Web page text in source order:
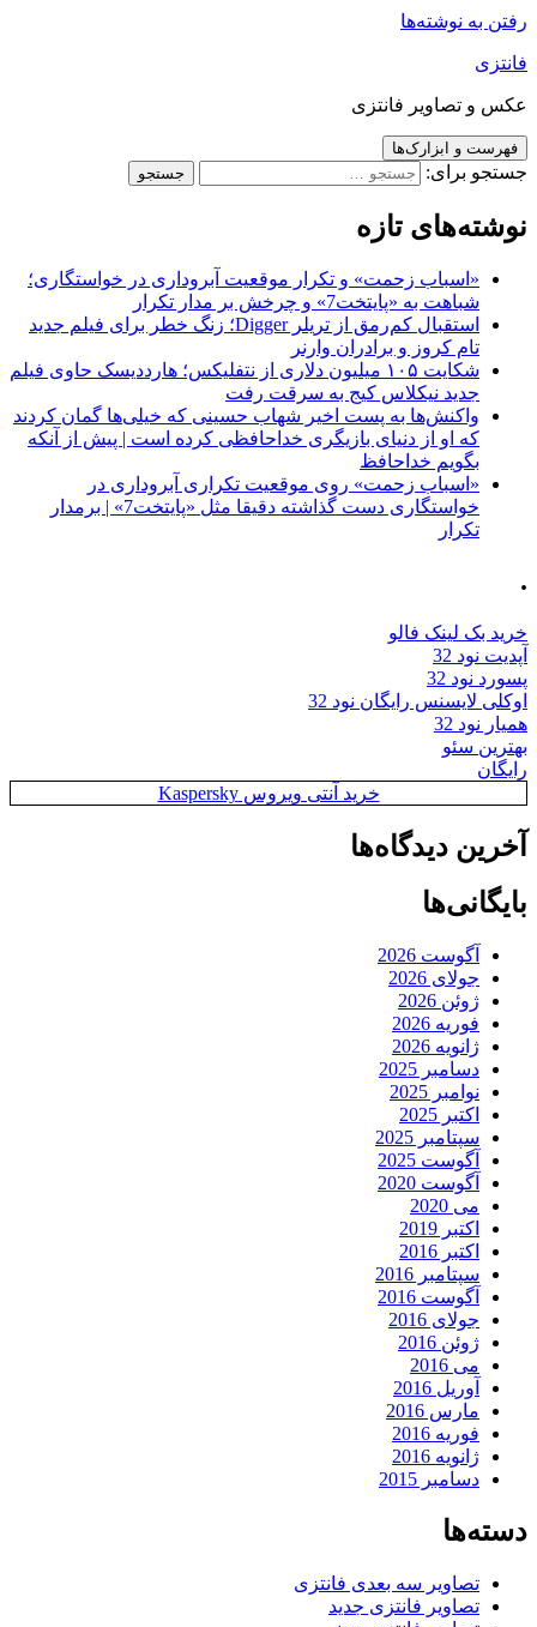
رفتن به نوشته‌ها
فانتزی
عکس و تصاویر فانتزی
فهرست و ابزارک‌ها
جستجو برای:
نوشته‌های تازه
«اسباب زحمت» و تکرار موقعیت آبروداری در خواستگاری؛
شباهت به «پایتخت7» و چرخش بر مدار تکرار
استقبال کم‌رمق از تریلر Digger؛ زنگ خطر برای فیلم جدید
تام کروز و برادران وارنر
شکایت ۱۰۵ میلیون دلاری از نتفلیکس؛ هارددیسک حاوی فیلم
جدید نیکلاس کیج به سرقت رفت
واکنش‌ها به پست اخیر شهاب حسینی که خیلی‌ها گمان کردند
که او از دنیای بازیگری خداحافظی کرده است | پیش از آنکه
بگویم خداحافظ
«اسباب زحمت» روی موقعیت تکراری آبروداری در
خواستگاری دست گذاشته دقیقا مثل «پایتخت7» | برمدار
تکرار
.
خرید بک لینک فالو
آپدیت نود 32
پسورد نود 32
اوکلی لایسنس رایگان نود 32
همیار نود 32
بهترین سئو
رایگان
خرید آنتی ویروس Kaspersky
آخرین دیدگاه‌ها
بایگانی‌ها
آگوست 2026
جولای 2026
ژوئن 2026
فوریه 2026
ژانویه 2026
دسامبر 2025
نوامبر 2025
اکتبر 2025
سپتامبر 2025
آگوست 2025
آگوست 2020
می 2020
اکتبر 2019
اکتبر 2016
سپتامبر 2016
آگوست 2016
جولای 2016
ژوئن 2016
می 2016
آوریل 2016
مارس 2016
فوریه 2016
ژانویه 2016
دسامبر 2015
دسته‌ها
تصاویر سه بعدی فانتزی
تصاویر فانتزی جدید